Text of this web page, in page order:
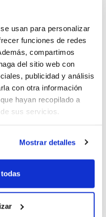
usan para personalizar
funciones de redes
compartimos
del sitio web con
publicidad y análisis
con otra información
hayan recopilado a
sus servicios.
Mostrar detalles
nova
a Calp amb partit
bona pedra de
cita, que
Segorbe i